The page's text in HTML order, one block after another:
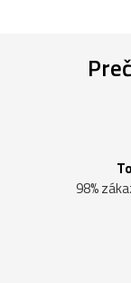
98%